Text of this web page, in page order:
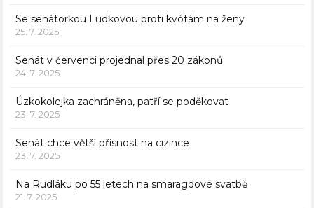
Se senátorkou Ludkovou proti kvótám na ženy
25. 7. 2025
Senát v červenci projednal přes 20 zákonů
24. 7. 2025
Úzkokolejka zachráněna, patří se poděkovat
23. 7. 2025
Senát chce větší přísnost na cizince
23. 7. 2025
Na Rudláku po 55 letech na smaragdové svatbě
21. 7. 2025